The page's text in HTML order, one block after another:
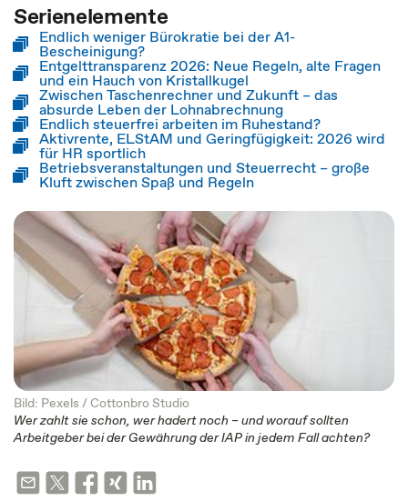
Serienelemente
Endlich weniger Bürokratie bei der A1-
Bescheinigung?
Entgelttransparenz 2026: Neue Regeln, alte Fragen
und ein Hauch von Kristallkugel
Zwischen Taschenrechner und Zukunft – das
absurde Leben der Lohnabrechnung
Endlich steuerfrei arbeiten im Ruhestand?
Aktivrente, ELStAM und Geringfügigkeit: 2026 wird
für HR sportlich
Betriebsveranstaltungen und Steuerrecht – große
Kluft zwischen Spaß und Regeln
Bild: Pexels / Cottonbro Studio
Wer zahlt sie schon, wer hadert noch – und worauf sollten
Arbeitgeber bei der Gewährung der IAP in jedem Fall achten?